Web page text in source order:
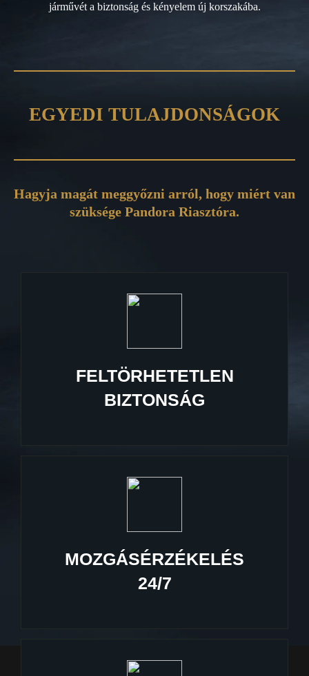
járművét a biztonság és kényelem új korszakába.
EGYEDI TULAJDONSÁGOK
Hagyja magát meggyőzni arról, hogy miért van
szüksége Pandora Riasztóra.
FELTÖRHETETLEN
BIZTONSÁG
MOZGÁSÉRZÉKELÉS
24/7